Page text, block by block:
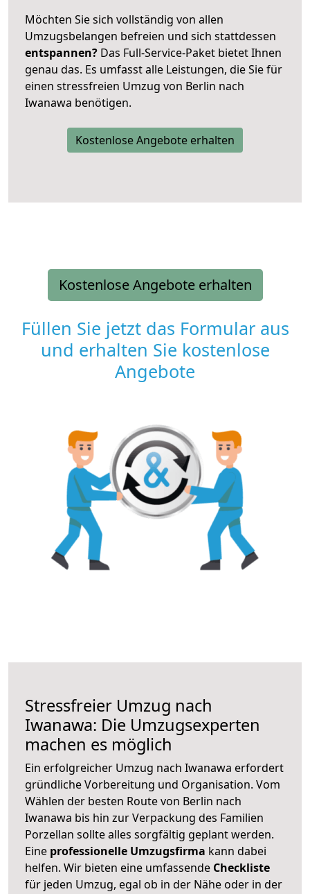
Möchten Sie sich vollständig von allen
Umzugsbelangen befreien und sich stattdessen
entspannen? Das Full-Service-Paket bietet Ihnen
genau das. Es umfasst alle Leistungen, die Sie für
einen stressfreien Umzug von Berlin nach
Iwanawa benötigen.
Kostenlose Angebote erhalten
Kostenlose Angebote erhalten
Füllen Sie jetzt das Formular aus
und erhalten Sie kostenlose
Angebote
Stressfreier Umzug nach
Iwanawa: Die Umzugsexperten
machen es möglich
Ein erfolgreicher Umzug nach Iwanawa erfordert
gründliche Vorbereitung und Organisation. Vom
Wählen der besten Route von Berlin nach
Iwanawa bis hin zur Verpackung des Familien
Porzellan sollte alles sorgfältig geplant werden.
Eine professionelle Umzugsfirma kann dabei
helfen. Wir bieten eine umfassende Checkliste
für jeden Umzug, egal ob in der Nähe oder in der